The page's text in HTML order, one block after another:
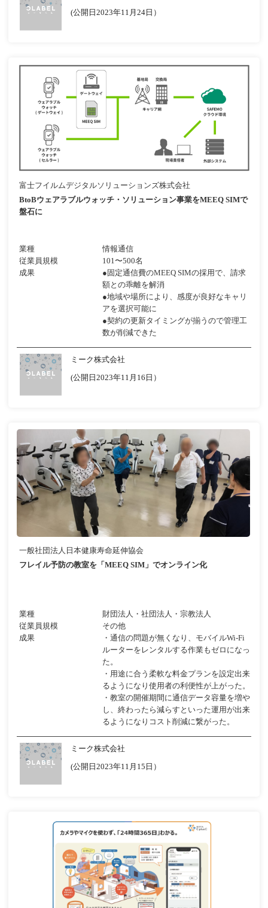
(公開日2023年11月24日）
富士フイルムデジタルソリューションズ株式会社
BtoBウェアラブルウォッチ・ソリューション事業をMEEQ SIMで
盤石に
業種
情報通信
従業員規模
101〜500名
成果
●固定通信費のMEEQ SIMの採用で、請求
額との乖離を解消
●地域や場所により、感度が良好なキャリ
アを選択可能に
●契約の更新タイミングが揃うので管理工
数が削減できた
ミーク株式会社
(公開日2023年11月16日）
一般社団法人日本健康寿命延伸協会
フレイル予防の教室を「MEEQ SIM」でオンライン化
業種
財団法人・社団法人・宗教法人
従業員規模
その他
成果
・通信の問題が無くなり、モバイルWi-Fi
ルーターをレンタルする作業もゼロになっ
た。​
・用途に合う柔軟な料金プランを設定出来
るようになり使用者の利便性が上がった。​
・教室の開催期間に通信データ容量を増や
し、終わったら減らすといった運用が出来
るようになりコスト削減に繋がった。
ミーク株式会社
(公開日2023年11月15日）